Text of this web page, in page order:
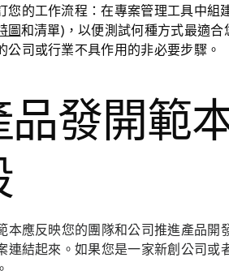
您的工作流程：在專案管理工具中組
圖和清單)，以便測試何種方式最適
公司或行業不具作用的非必要步驟。
品發開範
本應反映您的團隊和公司推進產品開
連結起來。如果您是一家新創公司